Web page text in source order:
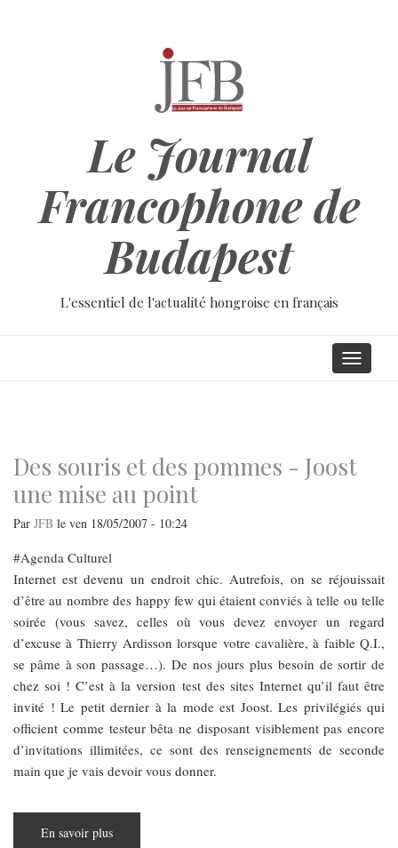
Le Journal
Francophone de
Budapest
L'essentiel de l'actualité hongroise en français
Toggle
Des souris et des pommes - Joost
une mise au point
Par JFB le ven 18/05/2007 - 10:24
Agenda Culturel
Internet est devenu un endroit chic. Autrefois, on se réjouissait
d’être au nombre des happy few qui étaient conviés à telle ou telle
soirée (vous savez, celles où vous devez envoyer un regard
d’excuse à Thierry Ardisson lorsque votre cavalière, à faible Q.I.,
se pâme à son passage…). De nos jours plus besoin de sortir de
chez soi ! C’est à la version test des sites Internet qu’il faut être
invité ! Le petit dernier à la mode est Joost. Les privilégiés qui
officient comme testeur bêta ne disposant visiblement pas encore
d’invitations illimitées, ce sont des renseignements de seconde
main que je vais devoir vous donner.
En savoir plus